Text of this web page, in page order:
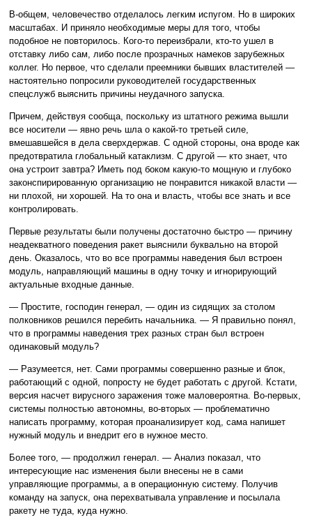
В-общем, человечество отделалось легким испугом. Но в широких
масштабах. И приняло необходимые меры для того, чтобы
подобное не повторилось. Кого-то переизбрали, кто-то ушел в
отставку либо сам, либо после прозрачных намеков зарубежных
коллег. Но первое, что сделали преемники бывших властителей —
настоятельно попросили руководителей государственных
спецслужб выяснить причины неудачного запуска.
Причем, действуя сообща, поскольку из штатного режима вышли
все носители — явно речь шла о какой-то третьей силе,
вмешавшейся в дела сверхдержав. С одной стороны, она вроде как
предотвратила глобальный катаклизм. С другой — кто знает, что
она устроит завтра? Иметь под боком какую-то мощную и глубоко
законспирированную организацию не понравится никакой власти —
ни плохой, ни хорошей. На то она и власть, чтобы все знать и все
контролировать.
Первые результаты были получены достаточно быстро — причину
неадекватного поведения ракет выяснили буквально на второй
день. Оказалось, что во все программы наведения был встроен
модуль, направляющий машины в одну точку и игнорирующий
актуальные входные данные.
— Простите, господин генерал, — один из сидящих за столом
полковников решился перебить начальника. — Я правильно понял,
что в программы наведения трех разных стран был встроен
одинаковый модуль?
— Разумеется, нет. Сами программы совершенно разные и блок,
работающий с одной, попросту не будет работать с другой. Кстати,
версия насчет вирусного заражения тоже маловероятна. Во-первых,
системы полностью автономны, во-вторых — проблематично
написать программу, которая проанализирует код, сама напишет
нужный модуль и внедрит его в нужное место.
Более того, — продолжил генерал. — Анализ показал, что
интересующие нас изменения были внесены не в сами
управляющие программы, а в операционную систему. Получив
команду на запуск, она перехватывала управление и посылала
ракету не туда, куда нужно.